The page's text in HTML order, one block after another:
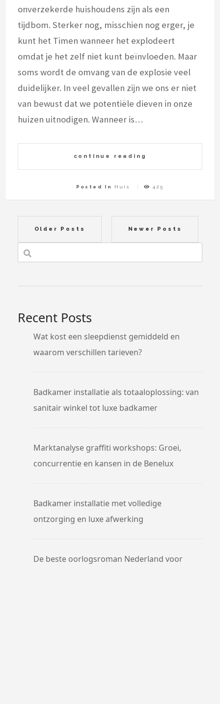
onverzekerde huishoudens zijn als een
tijdbom. Sterker nog, misschien nog erger, je
kunt het Timen wanneer het explodeert
omdat je het zelf niet kunt beïnvloeden. Maar
soms wordt de omvang van de explosie veel
duidelijker. In veel gevallen zijn we ons er niet
van bewust dat we potentiële dieven in onze
huizen uitnodigen. Wanneer is…
continue reading
Posted In Huis 425
Posts
navigation
Older Posts Newer Posts
Recent Posts
Wat kost een sleepdienst gemiddeld en
waarom verschillen tarieven?
Badkamer installatie als totaaloplossing: van
sanitair winkel tot luxe badkamer
Marktanalyse graffiti workshops: Groei,
concurrentie en kansen in de Benelux
Badkamer installatie met volledige
ontzorging en luxe afwerking
De beste oorlogsroman Nederland voor